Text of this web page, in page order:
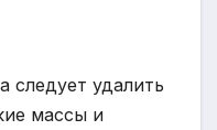
следует удалить
массы и